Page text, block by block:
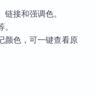
接和强调色。
颜色，可一键查看原